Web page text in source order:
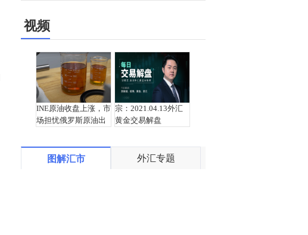
视频
INE原油收盘上涨，市
场担忧俄罗斯原油出
宗：2021.04.13外汇
黄金交易解盘
图解汇市 外汇专题